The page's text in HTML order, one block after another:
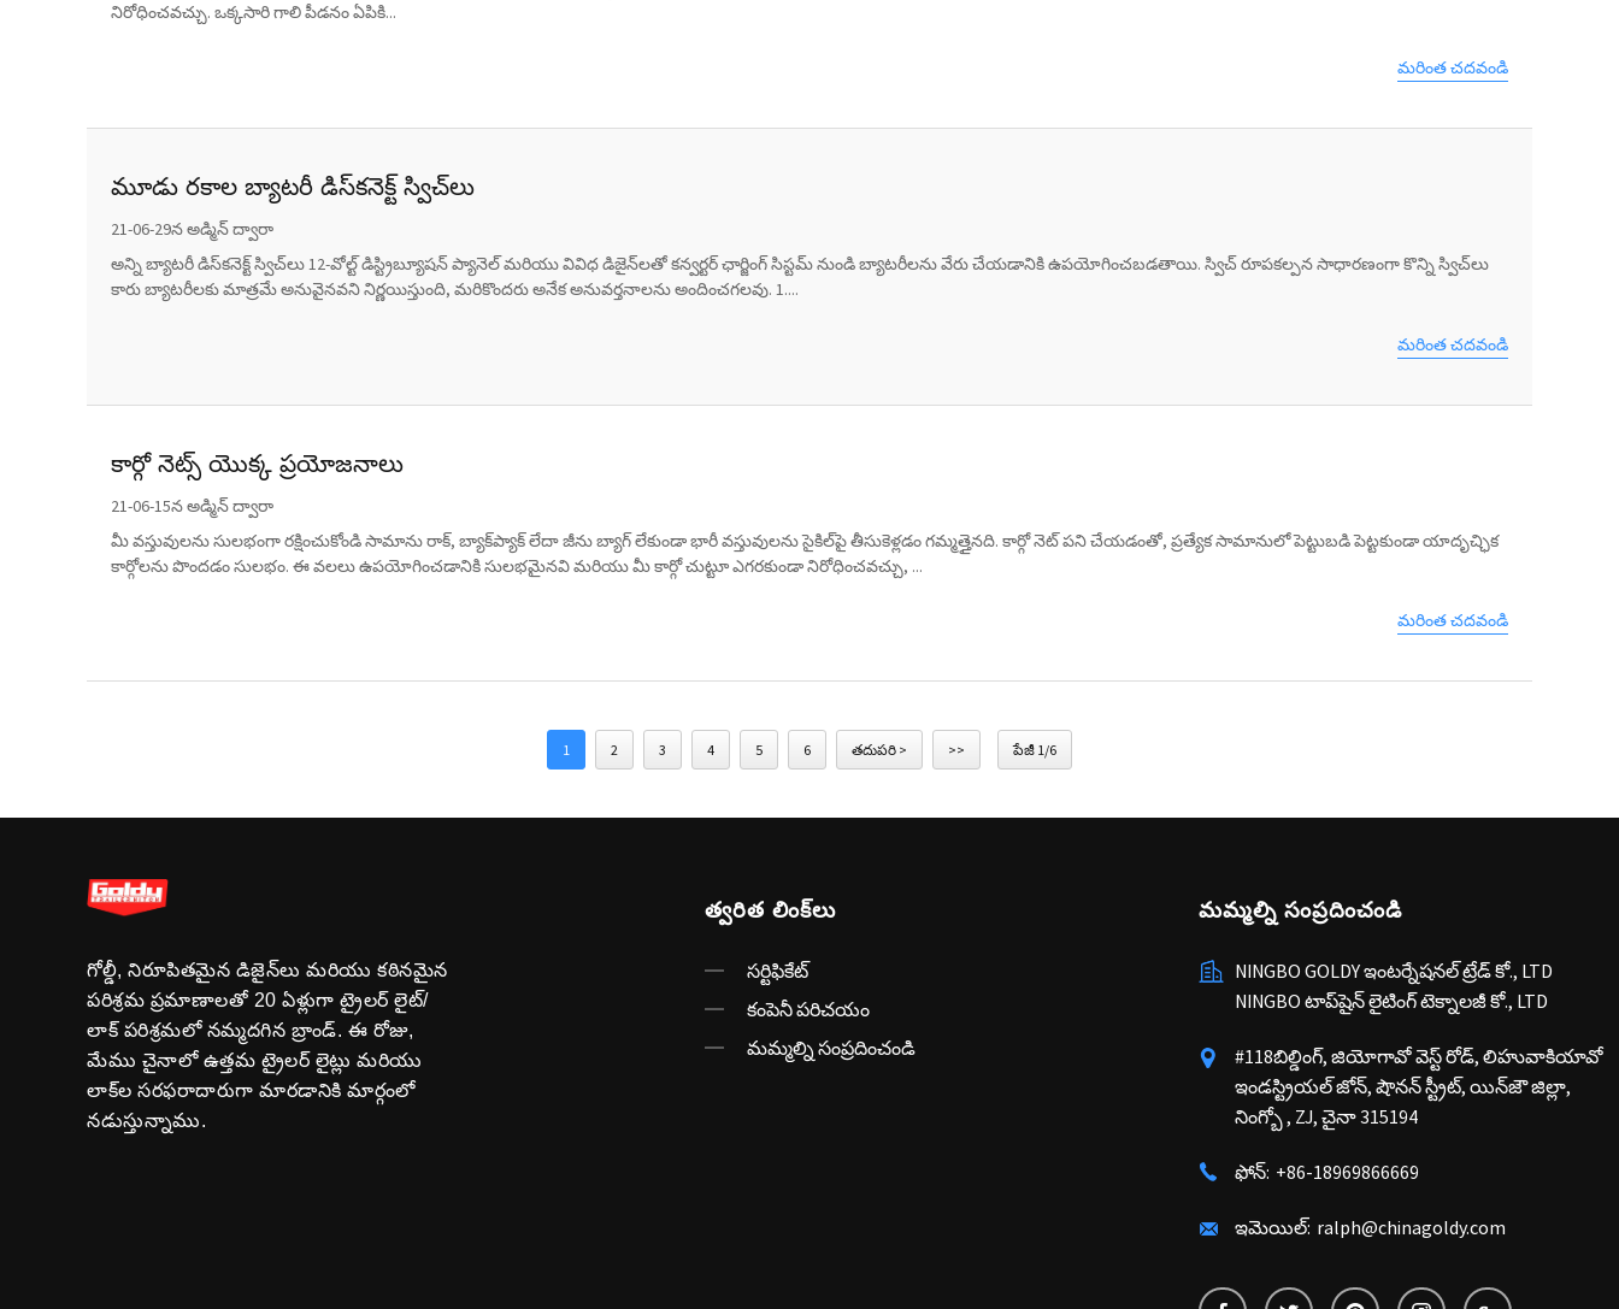
నిరోధించవచ్చు. ఒక్కసారి గాలి పీడనం ఏపికి...
మరింత చదవండి
మూడు రకాల బ్యాటరీ డిస్‌కనెక్ట్ స్విచ్‌లు
21-06-29న అడ్మిన్ ద్వారా
అన్ని బ్యాటరీ డిస్‌కనెక్ట్ స్విచ్‌లు 12-వోల్ట్ డిస్ట్రిబ్యూషన్ ప్యానెల్ మరియు వివిధ డిజైన్‌లతో కన్వర్టర్ ఛార్జింగ్ సిస్టమ్ నుండి బ్యాటరీలను వేరు చేయడానికి ఉపయోగించబడతాయి. స్విచ్ రూపకల్పన సాధారణంగా కొన్ని స్విచ్‌లు
కారు బ్యాటరీలకు మాత్రమే అనువైనవని నిర్ణయిస్తుంది, మరికొందరు అనేక అనువర్తనాలను అందించగలవు. 1....
మరింత చదవండి
కార్గో నెట్స్ యొక్క ప్రయోజనాలు
21-06-15న అడ్మిన్ ద్వారా
మీ వస్తువులను సులభంగా రక్షించుకోండి సామాను రాక్, బ్యాక్‌ప్యాక్ లేదా జీను బ్యాగ్ లేకుండా భారీ వస్తువులను సైకిల్‌పై తీసుకెళ్లడం గమ్మత్తైనది. కార్గో నెట్ పని చేయడంతో, ప్రత్యేక సామానులో పెట్టుబడి పెట్టకుండా యాదృచ్ఛిక
కార్గోలను పొందడం సులభం. ఈ వలలు ఉపయోగించడానికి సులభమైనవి మరియు మీ కార్గో చుట్టూ ఎగరకుండా నిరోధించవచ్చు, ...
మరింత చదవండి
1 2 3 4 5 6 తదుపరి > >> పేజీ 1/6
గోల్డీ, నిరూపితమైన డిజైన్‌లు మరియు కఠినమైన
పరిశ్రమ ప్రమాణాలతో 20 ఏళ్లుగా ట్రైలర్ లైట్/
లాక్ పరిశ్రమలో నమ్మదగిన బ్రాండ్. ఈ రోజు,
మేము చైనాలో ఉత్తమ ట్రైలర్ లైట్లు మరియు
లాక్‌ల సరఫరాదారుగా మారడానికి మార్గంలో
నడుస్తున్నాము.
త్వరిత లింక్‌లు
సర్టిఫికేట్
కంపెనీ పరిచయం
మమ్మల్ని సంప్రదించండి
మమ్మల్ని సంప్రదించండి
NINGBO GOLDY ఇంటర్నేషనల్ ట్రేడ్ కో., LTD
NINGBO టాప్‌షైన్ లైటింగ్ టెక్నాలజీ కో., LTD
#118బిల్డింగ్, జియోగావో వెస్ట్ రోడ్, లిహువాకియావో
ఇండస్ట్రియల్ జోన్, షౌనన్ స్ట్రీట్, యిన్‌జౌ జిల్లా,
నింగ్బో , ZJ, చైనా 315194
ఫోన్: +86-18969866669
ఇమెయిల్: ralph@chinagoldy.com